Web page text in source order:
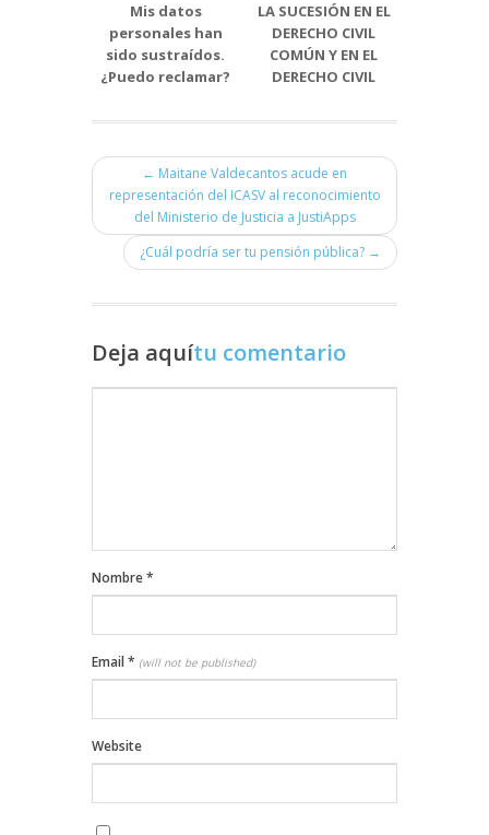
Mis datos
personales han
sido sustraídos.
¿Puedo reclamar?
LA SUCESIÓN EN EL
DERECHO CIVIL
COMÚN Y EN EL
DERECHO CIVIL
← Maitane Valdecantos acude en
representación del ICASV al reconocimiento
del Ministerio de Justicia a JustiApps
¿Cuál podría ser tu pensión pública? →
Deja aquítu comentario
Nombre*
Email* (will not be published)
Website